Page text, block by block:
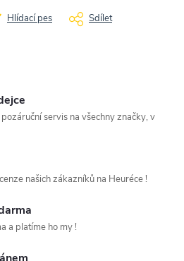
Hlídací pes Sdílet
servis na všechny značky, v
našich zákazníků na Heuréce !
a platíme ho my !